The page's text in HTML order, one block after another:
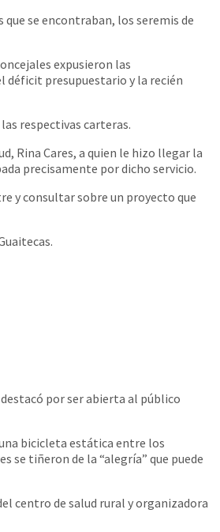
se encontraban, los seremis de
expusieron las
déficit presupuestario y la recién
respectivas carteras.
Rina Cares, a quien le hizo llegar la
precisamente por dicho servicio.
y consultar sobre un proyecto que
por ser abierta al público
bicicleta estática entre los
se tiñeron de la “alegría” que puede
centro de salud rural y organizadora